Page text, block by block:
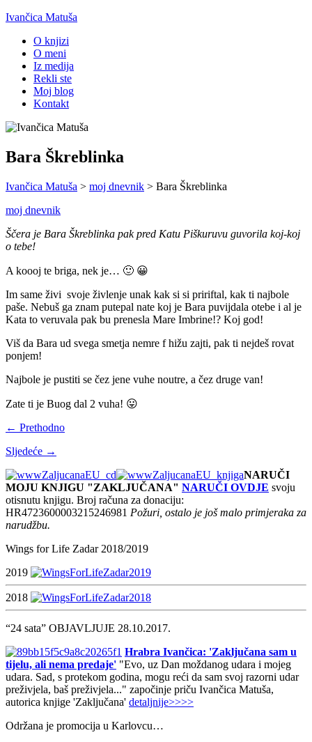
Ivančica Matuša
O knjizi
O meni
Iz medija
Rekli ste
Moj blog
Kontakt
Bara Škreblinka
Ivančica Matuša > moj dnevnik > Bara Škreblinka
moj dnevnik
Ščera je Bara Škreblinka pak pred Katu Piškuruvu guvorila koj-koj
o tebe!
A koooj te briga, nek je… 🙂 😀
Im same živi svoje živlenje unak kak si si pririftal, kak ti najbole
paše. Nebuš ga znam putepal nate koj je Bara puvijdala otebe i al je
Kata to veruvala pak bu prenesla Mare Imbrine!? Koj god!
Viš da Bara ud svega smetja nemre f hižu zajti, pak ti nejdeš rovat
ponjem!
Najbole je pustiti se čez jene vuhe noutre, a čez druge van!
Zate ti je Buog dal 2 vuha! 😛
← Prethodno
Sljedeće →
NARUČI
MOJU KNJIGU "ZAKLJUČANA" NARUČI OVDJE svoju
otisnutu knjigu. Broj računa za donaciju:
HR4723600003215246981 Požuri, ostalo je još malo primjeraka za
narudžbu.
Wings for Life Zadar 2018/2019
2019
2018
“24 sata” OBJAVLJUJE 28.10.2017.
Hrabra Ivančica: 'Zaključana sam u
tijelu, ali nema predaje' "Evo, uz Dan moždanog udara i mojeg
udara. Sad, s protekom godina, mogu reći da sam svoj razorni udar
preživjela, baš preživjela..." započinje priču Ivančica Matuša,
autorica knjige 'Zaključana' detaljnije>>>>
Održana je promocija u Karlovcu…